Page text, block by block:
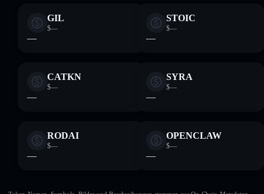
GIL
$—
—
STOIC
$—
—
CATKN
$—
—
SYRA
$—
—
RODAI
$—
—
OPENCLAW
$—
—